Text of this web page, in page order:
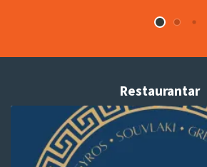
Restaurantar